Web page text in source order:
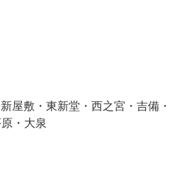
屋敷・東新堂・西之宮・吉備・
・大泉